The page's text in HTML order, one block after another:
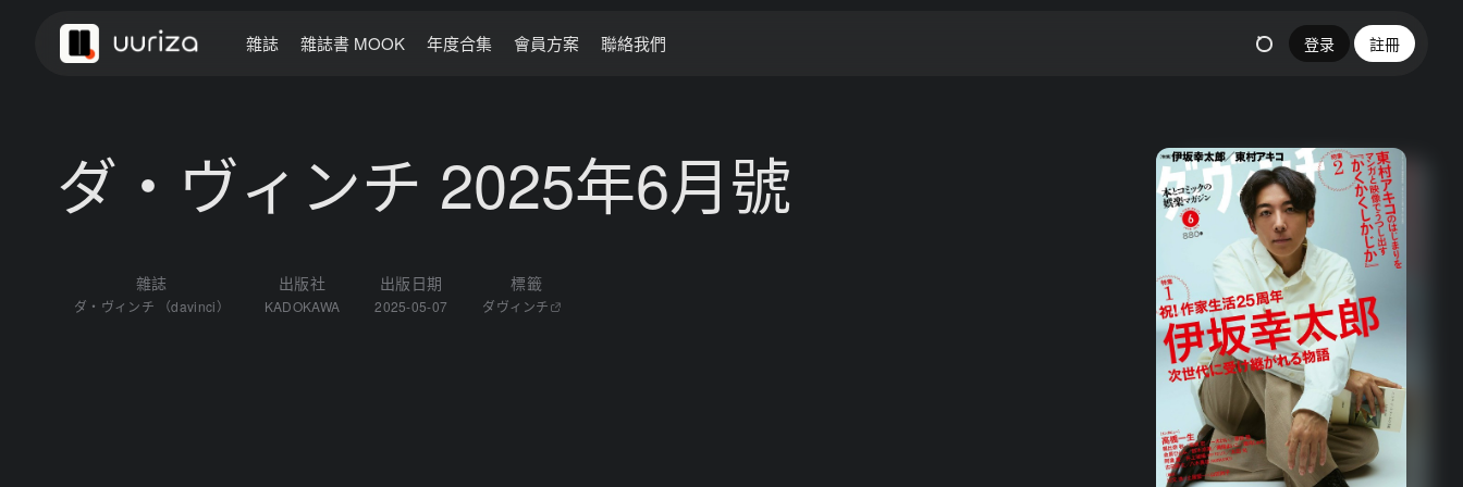
雜誌 雜誌書 MOOK 年度合集 會員方案 聯絡我們 登录 註冊
ダ・ヴィンチ 2025年6月號
雜誌
ダ・ヴィンチ （davinci）
出版社
KADOKAWA
出版日期
2025-05-07
標籤
ダヴィンチ